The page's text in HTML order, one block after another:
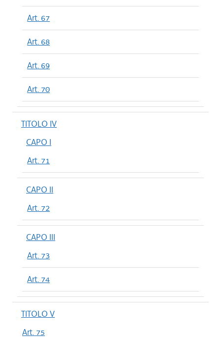
Art. 67
Art. 68
Art. 69
Art. 70
TITOLO IV
CAPO I
Art. 71
CAPO II
Art. 72
CAPO III
Art. 73
Art. 74
TITOLO V
Art. 75